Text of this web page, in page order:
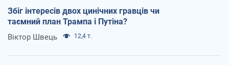
Збіг інтересів двох цинічних гравців чи
таємний план Трампа і Путіна?
Віктор Швець 12,4 т.